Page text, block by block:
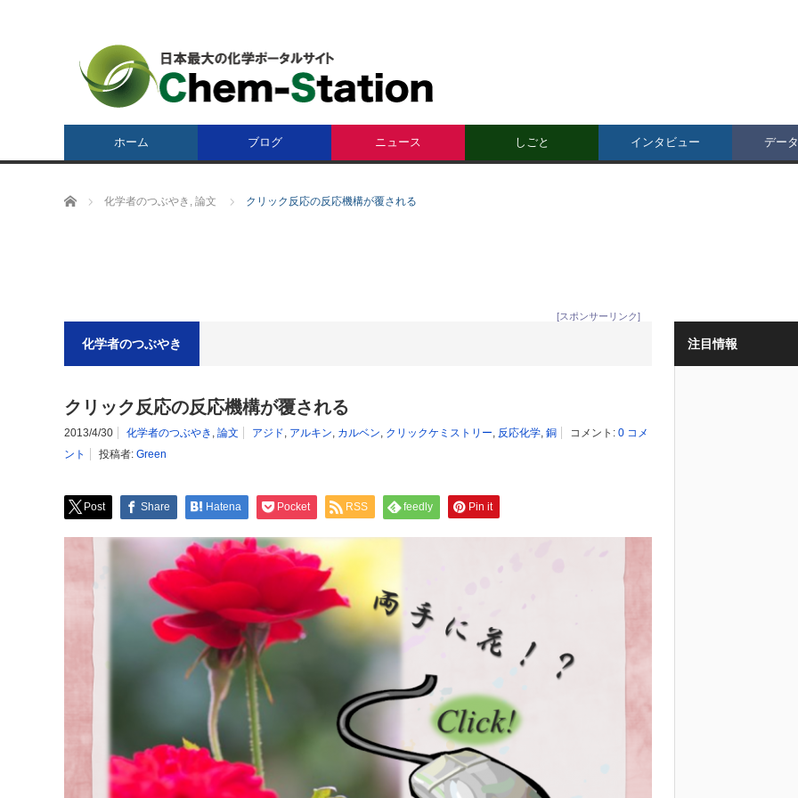
ホーム ブログ ニュース しごと インタビュー デー
ホーム 化学者のつぶやき , 論文 クリック反応の反応機構が覆される
[スポンサーリンク]
化学者のつぶやき
クリック反応の反応機構が覆される
2013/4/30 化学者のつぶやき , 論文 アジド, アルキン, カルベン, クリックケミストリー, 反応化学, 銅 コメント: 0 コメ
ント
投稿者: Green
Post Share Hatena Pocket RSS feedly Pin it
注目情報